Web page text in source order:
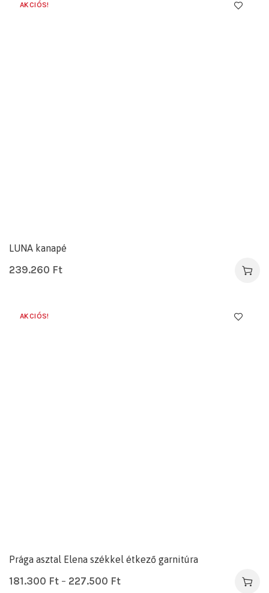
AKCIÓS!
LUNA kanapé
239.260 Ft
AKCIÓS!
Prága asztal Elena székkel étkező garnitúra
181.300 Ft – 227.500 Ft